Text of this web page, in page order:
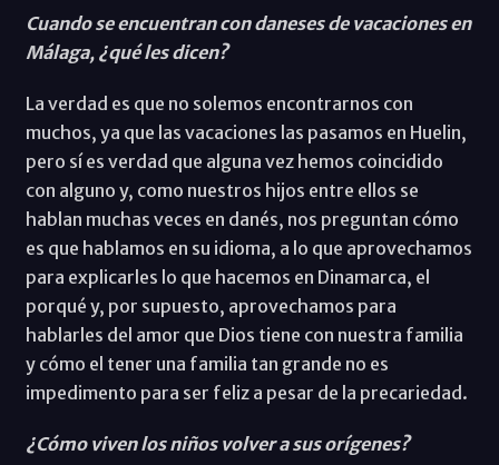
Cuando se encuentran con daneses de vacaciones en
Málaga, ¿qué les dicen?
La verdad es que no solemos encontrarnos con
muchos, ya que las vacaciones las pasamos en Huelin,
pero sí es verdad que alguna vez hemos coincidido
con alguno y, como nuestros hijos entre ellos se
hablan muchas veces en danés, nos preguntan cómo
es que hablamos en su idioma, a lo que aprovechamos
para explicarles lo que hacemos en Dinamarca, el
porqué y, por supuesto, aprovechamos para
hablarles del amor que Dios tiene con nuestra familia
y cómo el tener una familia tan grande no es
impedimento para ser feliz a pesar de la precariedad.
¿Cómo viven los niños volver a sus orígenes?